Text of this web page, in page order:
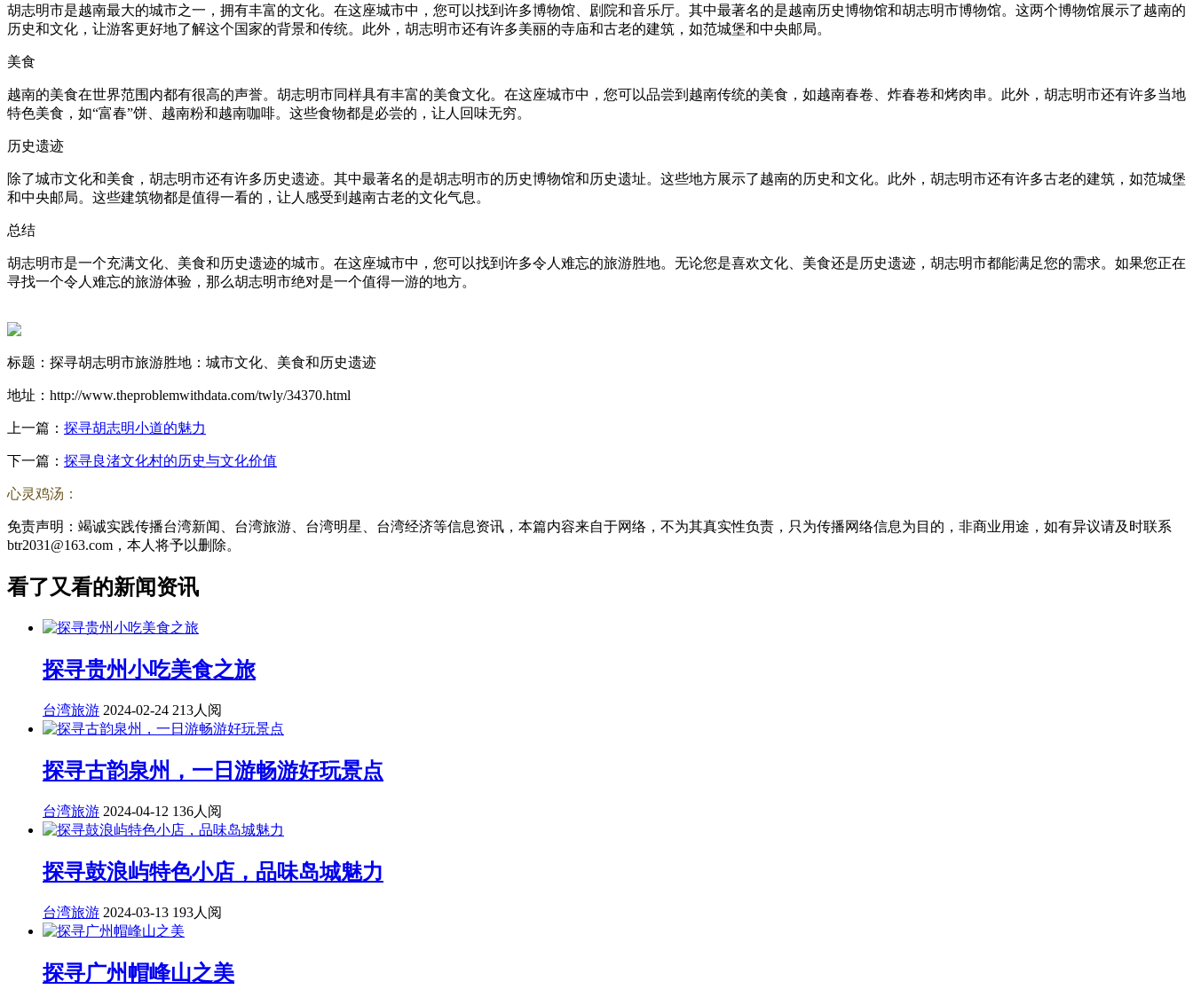
胡志明市是越南最大的城市之一，拥有丰富的文化。在这座城市中，您可以找到许多博物馆、剧院和音乐厅。其中最著名的是越南历史博物馆和胡志明市博物馆。这两个博物馆展示了越南的
历史和文化，让游客更好地了解这个国家的背景和传统。此外，胡志明市还有许多美丽的寺庙和古老的建筑，如范城堡和中央邮局。
美食
越南的美食在世界范围内都有很高的声誉。胡志明市同样具有丰富的美食文化。在这座城市中，您可以品尝到越南传统的美食，如越南春卷、炸春卷和烤肉串。此外，胡志明市还有许多当地
特色美食，如“富春”饼、越南粉和越南咖啡。这些食物都是必尝的，让人回味无穷。
历史遗迹
除了城市文化和美食，胡志明市还有许多历史遗迹。其中最著名的是胡志明市的历史博物馆和历史遗址。这些地方展示了越南的历史和文化。此外，胡志明市还有许多古老的建筑，如范城堡
和中央邮局。这些建筑物都是值得一看的，让人感受到越南古老的文化气息。
总结
胡志明市是一个充满文化、美食和历史遗迹的城市。在这座城市中，您可以找到许多令人难忘的旅游胜地。无论您是喜欢文化、美食还是历史遗迹，胡志明市都能满足您的需求。如果您正在
寻找一个令人难忘的旅游体验，那么胡志明市绝对是一个值得一游的地方。
标题：探寻胡志明市旅游胜地：城市文化、美食和历史遗迹
地址：http://www.theproblemwithdata.com/twly/34370.html
上一篇： 探寻胡志明小道的魅力
下一篇： 探寻良渚文化村的历史与文化价值
心灵鸡汤：
免责声明：竭诚实践传播台湾新闻、台湾旅游、台湾明星、台湾经济等信息资讯，本篇内容来自于网络，不为其真实性负责，只为传播网络信息为目的，非商业用途，如有异议请及时联系
btr2031@163.com，本人将予以删除。
看了又看的新闻资讯
探寻贵州小吃美食之旅
台湾旅游 2024-02-24 213人阅
探寻古韵泉州，一日游畅游好玩景点
台湾旅游 2024-04-12 136人阅
探寻鼓浪屿特色小店，品味岛城魅力
台湾旅游 2024-03-13 193人阅
探寻广州帽峰山之美